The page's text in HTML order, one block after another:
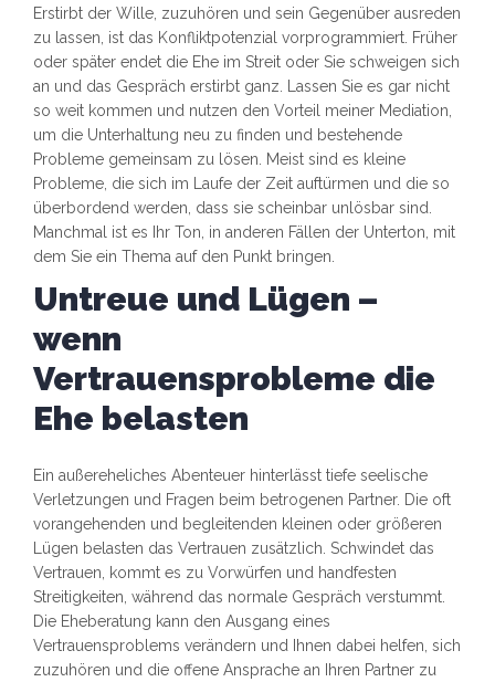
Erstirbt der Wille, zuzuhören und sein Gegenüber ausreden
zu lassen, ist das Konfliktpotenzial vorprogrammiert. Früher
oder später endet die Ehe im Streit oder Sie schweigen sich
an und das Gespräch erstirbt ganz. Lassen Sie es gar nicht
so weit kommen und nutzen den Vorteil meiner Mediation,
um die Unterhaltung neu zu finden und bestehende
Probleme gemeinsam zu lösen. Meist sind es kleine
Probleme, die sich im Laufe der Zeit auftürmen und die so
überbordend werden, dass sie scheinbar unlösbar sind.
Manchmal ist es Ihr Ton, in anderen Fällen der Unterton, mit
dem Sie ein Thema auf den Punkt bringen.
Untreue und Lügen –
wenn
Vertrauensprobleme die
Ehe belasten
Ein außereheliches Abenteuer hinterlässt tiefe seelische
Verletzungen und Fragen beim betrogenen Partner. Die oft
vorangehenden und begleitenden kleinen oder größeren
Lügen belasten das Vertrauen zusätzlich. Schwindet das
Vertrauen, kommt es zu Vorwürfen und handfesten
Streitigkeiten, während das normale Gespräch verstummt.
Die Eheberatung kann den Ausgang eines
Vertrauensproblems verändern und Ihnen dabei helfen, sich
zuzuhören und die offene Ansprache an Ihren Partner zu